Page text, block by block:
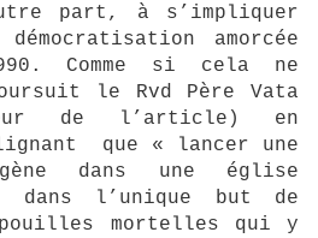
part, à s’impliquer
amorcée
Comme si cela ne
le Rvd Père Vata
de l’article) en
que « lancer une
dans une église
dans l’unique but de
mortelles qui y